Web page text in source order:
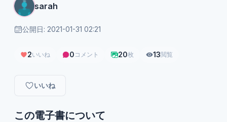
sarah
公開日: 2021-01-31 02:21
2いいね 0 コメント 20枚 13閲覧
いいね
この電子書について